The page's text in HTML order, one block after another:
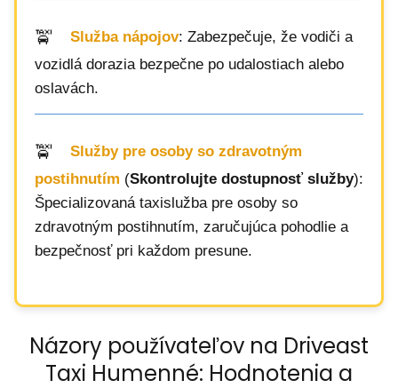
Služba nápojov: Zabezpečuje, že vodiči a
vozidlá dorazia bezpečne po udalostiach alebo
oslavách.
Služby pre osoby so zdravotným
postihnutím (Skontrolujte dostupnosť služby):
Špecializovaná taxislužba pre osoby so
zdravotným postihnutím, zaručujúca pohodlie a
bezpečnosť pri každom presune.
Názory používateľov na Driveast
Taxi Humenné: Hodnotenia a